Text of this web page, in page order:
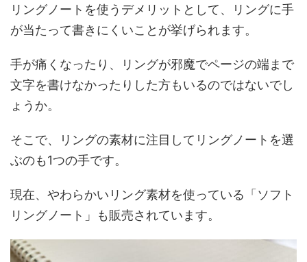
リングノートを使うデメリットとして、リングに手
が当たって書きにくいことが挙げられます。
手が痛くなったり、リングが邪魔でページの端まで
文字を書けなかったりした方もいるのではないでし
ょうか。
そこで、リングの素材に注目してリングノートを選
ぶのも1つの手です。
現在、やわらかいリング素材を使っている「ソフト
リングノート」も販売されています。